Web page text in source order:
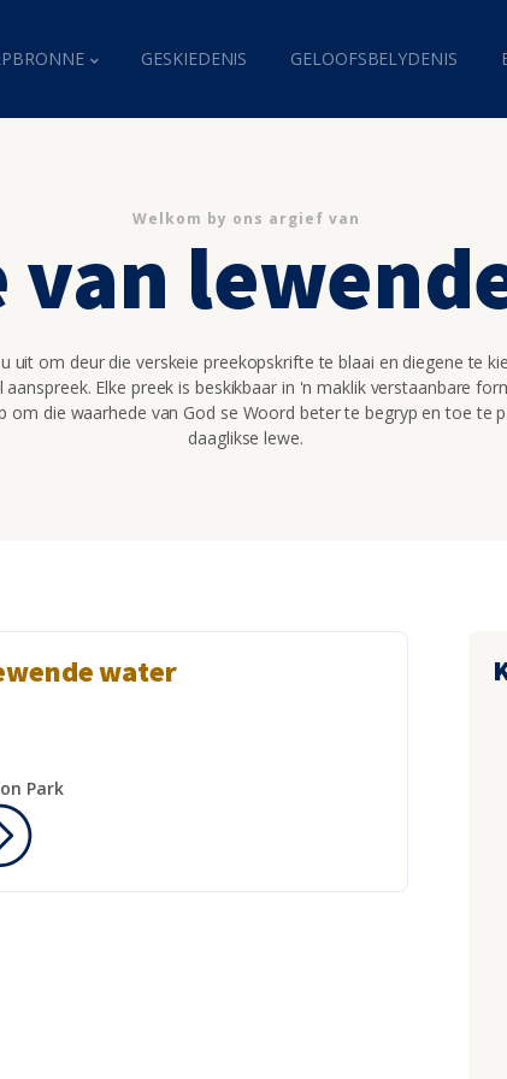
GESKIEDENIS GELOOFSBELYDENIS
Welkom by ons argief van
van
uit om deur die verskeie preekopskrifte te blaai en diegene te
aanspreek. Elke preek is beskikbaar in 'n maklik verstaanbare
om die waarhede van God se Woord beter te begryp en toe te
daaglikse lewe.
water
Park